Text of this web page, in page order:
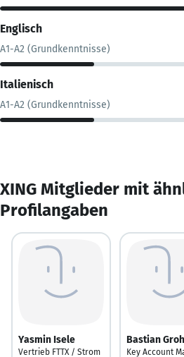
Englisch
A1-A2 (Grundkenntnisse)
Italienisch
A1-A2 (Grundkenntnisse)
XING Mitglieder mit
Profilangaben
Yasmin Isele
Vertrieb FTTX / Strom
Bastian Groh
Key Account